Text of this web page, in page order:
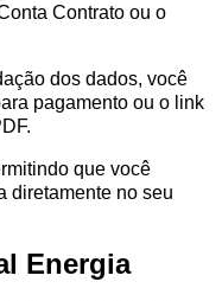
Contrato ou o
dos dados, você
pagamento ou o link
que você
diretamente no seu
Energia